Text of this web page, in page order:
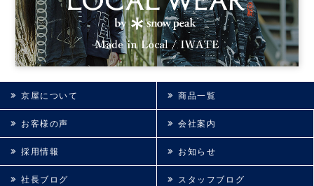
京屋について 商品一覧
お客様の声 会社案内
採用情報 お知らせ
社長ブログ スタッフブログ